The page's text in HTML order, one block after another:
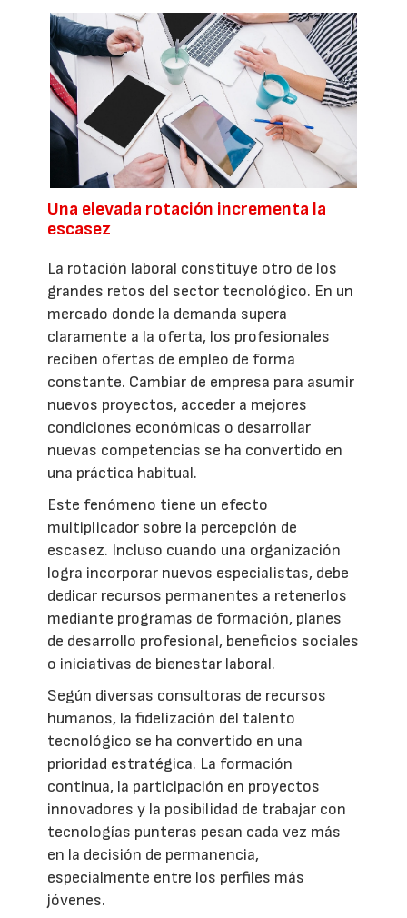
Una elevada rotación incrementa la
escasez
La rotación laboral constituye otro de los
grandes retos del sector tecnológico. En un
mercado donde la demanda supera
claramente a la oferta, los profesionales
reciben ofertas de empleo de forma
constante. Cambiar de empresa para asumir
nuevos proyectos, acceder a mejores
condiciones económicas o desarrollar
nuevas competencias se ha convertido en
una práctica habitual.
Este fenómeno tiene un efecto
multiplicador sobre la percepción de
escasez. Incluso cuando una organización
logra incorporar nuevos especialistas, debe
dedicar recursos permanentes a retenerlos
mediante programas de formación, planes
de desarrollo profesional, beneficios sociales
o iniciativas de bienestar laboral.
Según diversas consultoras de recursos
humanos, la fidelización del talento
tecnológico se ha convertido en una
prioridad estratégica. La formación
continua, la participación en proyectos
innovadores y la posibilidad de trabajar con
tecnologías punteras pesan cada vez más
en la decisión de permanencia,
especialmente entre los perfiles más
jóvenes.